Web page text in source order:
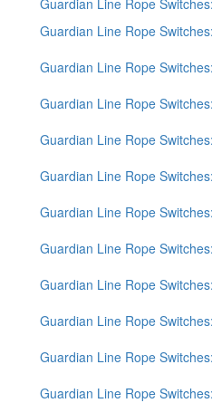
Guardian Line Rope
Guardian Line Rope
Guardian Line Rope
Guardian Line Rope
Guardian Line Rope
Guardian Line Rope
Guardian Line Rope
Guardian Line Rope
Guardian Line Rope
Guardian Line Rope
Guardian Line Rope